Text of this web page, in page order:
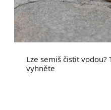
Lze semiš čistit vodou?
vyhněte